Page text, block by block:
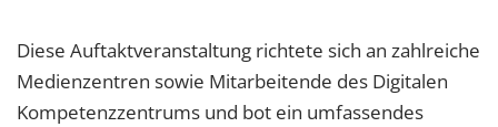
Diese Auftaktveranstaltung richtete sich an zahlreiche
Medienzentren sowie Mitarbeitende des Digitalen
Kompetenzzentrums und bot ein umfassendes